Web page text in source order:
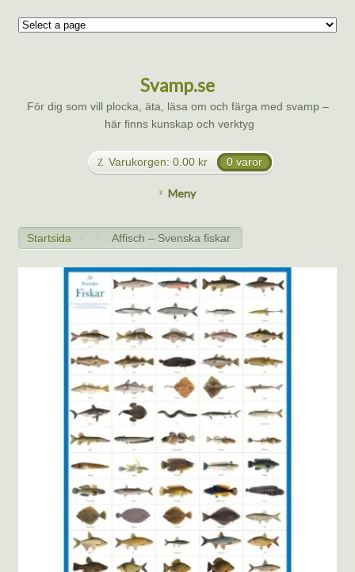
Svamp.se
För dig som vill plocka, äta, läsa om och färga med svamp –
här finns kunskap och verktyg
Varukorgen: 0.00 kr 0 varor
Meny
Startsida > > Affisch – Svenska fiskar